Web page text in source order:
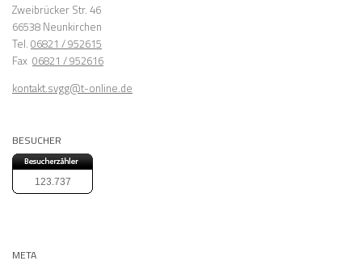
Zweibrücker Str. 46
66538 Neunkirchen
Tel. 06821 / 952615
Fax 06821 / 952616
kontakt.svgg@t-online.de
BESUCHER
123.737
META